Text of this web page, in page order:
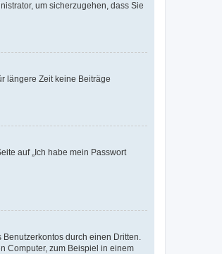
um sicherzugehen, dass Sie
längere Zeit keine Beiträge
auf „Ich habe mein Passwort
durch einen Dritten.
Computer, zum Beispiel in einem